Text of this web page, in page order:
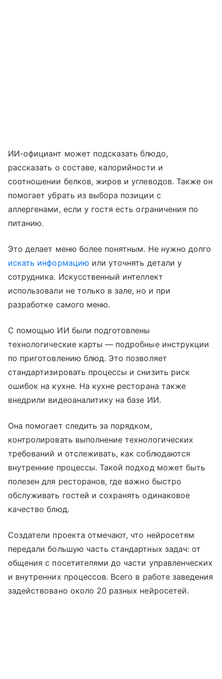
ИИ-официант может подсказать блюдо,
рассказать о составе, калорийности и
соотношении белков, жиров и углеводов. Также он
помогает убрать из выбора позиции с
аллергенами, если у гостя есть ограничения по
питанию.
Это делает меню более понятным. Не нужно долго
искать информацию или уточнять детали у
сотрудника. Искусственный интеллект
использовали не только в зале, но и при
разработке самого меню.
С помощью ИИ были подготовлены
технологические карты — подробные инструкции
по приготовлению блюд. Это позволяет
стандартизировать процессы и снизить риск
ошибок на кухне. На кухне ресторана также
внедрили видеоаналитику на базе ИИ.
Она помогает следить за порядком,
контролировать выполнение технологических
требований и отслеживать, как соблюдаются
внутренние процессы. Такой подход может быть
полезен для ресторанов, где важно быстро
обслуживать гостей и сохранять одинаковое
качество блюд.
Создатели проекта отмечают, что нейросетям
передали большую часть стандартных задач: от
общения с посетителями до части управленческих
и внутренних процессов. Всего в работе заведения
задействовано около 20 разных нейросетей.